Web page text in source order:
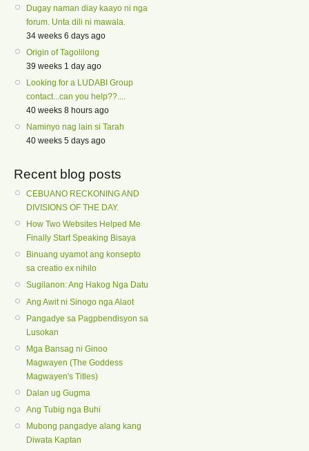
Dugay naman diay kaayo ni nga
forum. Unta dili ni mawala.
34 weeks 6 days ago
Origin of Tagolilong
39 weeks 1 day ago
Looking for a LUDABI Group
contact...can you help??....
40 weeks 8 hours ago
Naminyo nag lain si Tarah
40 weeks 5 days ago
Recent blog posts
CEBUANO RECKONING AND
DIVISIONS OF THE DAY.
How Two Websites Helped Me
Finally Start Speaking Bisaya
Binuang uyamot ang konsepto
sa creatio ex nihilo
Sugilanon: Ang Hakog Nga Datu
Ang Awit ni Sinogo nga Alaot
Pangadye sa Pagpbendisyon sa
Lusokan
Mga Bansag ni Ginoo
Magwayen (The Goddess
Magwayen's Titles)
Dalan ug Gugma
Ang Tubig nga Buhi
Mubong pangadye alang kang
Diwata Kaptan